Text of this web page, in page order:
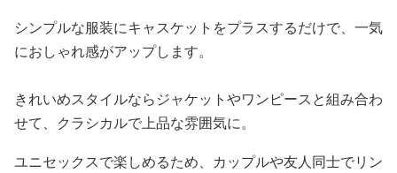
シンプルな服装にキャスケットをプラスするだけで、一気
におしゃれ感がアップします。
きれいめスタイルならジャケットやワンピースと組み合わ
せて、クラシカルで上品な雰囲気に。
ユニセックスで楽しめるため、カップルや友人同士でリン